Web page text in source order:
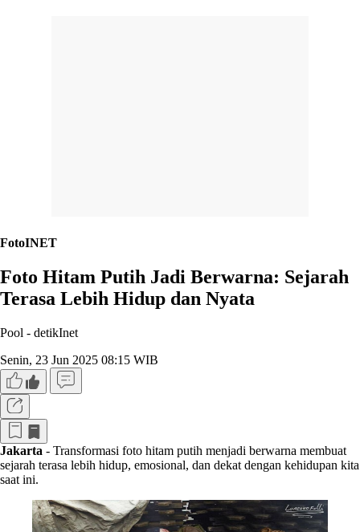
FotoINET
Foto Hitam Putih Jadi Berwarna: Sejarah
Terasa Lebih Hidup dan Nyata
Pool - detikInet
Senin, 23 Jun 2025 08:15 WIB
Jakarta - Transformasi foto hitam putih menjadi berwarna membuat
sejarah terasa lebih hidup, emosional, dan dekat dengan kehidupan kita
saat ini.